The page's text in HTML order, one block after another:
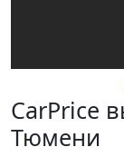
CarPrice
Тюмени